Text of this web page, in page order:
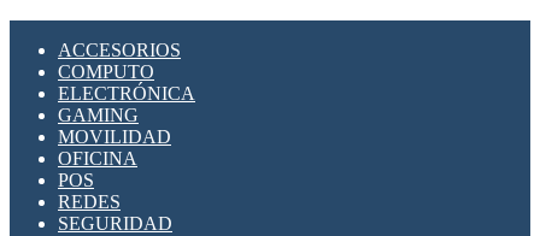
SUPRESOR DE TRANSIENTES SPDS PARA
APLICACIONES FOTOVOLTAICAS
ACCESORIOS
COMPUTO
ELECTRÓNICA
GAMING
MOVILIDAD
OFICINA
POS
REDES
SEGURIDAD